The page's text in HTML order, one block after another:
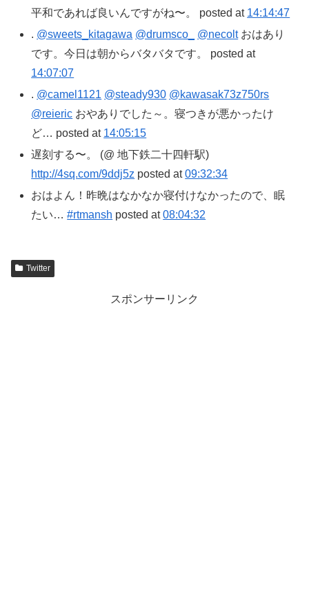
平和であれば良いんですがね〜。 posted at 14:14:47
. @sweets_kitagawa @drumsco_ @necoltおはあり
です。今日は朝からバタバタです。 posted at
14:07:07
. @camel1121 @steady930 @kawasak73z750rs
@reieric おやありでした～。寝つきが悪かったけ
ど… posted at 14:05:15
遅刻する〜。 (@ 地下鉄二十四軒駅)
http://4sq.com/9ddj5z posted at09:32:34
おはよん！昨晩はなかなか寝付けなかったので、眠
たい…#rtmansh posted at08:04:32
Twitter
スポンサーリンク